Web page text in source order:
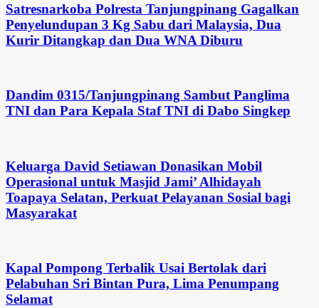
Satresnarkoba Polresta Tanjungpinang Gagalkan
Penyelundupan 3 Kg Sabu dari Malaysia, Dua
Kurir Ditangkap dan Dua WNA Diburu
Dandim 0315/Tanjungpinang Sambut Panglima
TNI dan Para Kepala Staf TNI di Dabo Singkep
Keluarga David Setiawan Donasikan Mobil
Operasional untuk Masjid Jami’ Alhidayah
Toapaya Selatan, Perkuat Pelayanan Sosial bagi
Masyarakat
Kapal Pompong Terbalik Usai Bertolak dari
Pelabuhan Sri Bintan Pura, Lima Penumpang
Selamat